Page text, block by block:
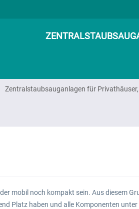
Zentralstaubsauganlagen für
mobil noch kompakt sein. Aus diesem
Platz haben und alle Komponenten unter